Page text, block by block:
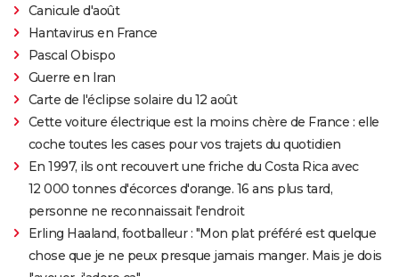
Canicule d'août
Hantavirus en France
Pascal Obispo
Guerre en Iran
Carte de l'éclipse solaire du 12 août
Cette voiture électrique est la moins chère de France : elle
coche toutes les cases pour vos trajets du quotidien
En 1997, ils ont recouvert une friche du Costa Rica avec
12 000 tonnes d'écorces d'orange. 16 ans plus tard,
personne ne reconnaissait l'endroit
Erling Haaland, footballeur : "Mon plat préféré est quelque
chose que je ne peux presque jamais manger. Mais je dois